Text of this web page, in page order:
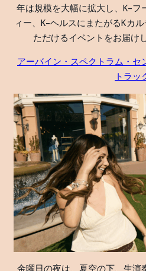
年は規模を大幅に拡大し、K-フ
ィー、K-ヘルスにまたがるKカ
ただけるイベントをお届け
アーバイン・スペクトラム・セ
トラッ
金曜日の夜は、夏空の下、生演